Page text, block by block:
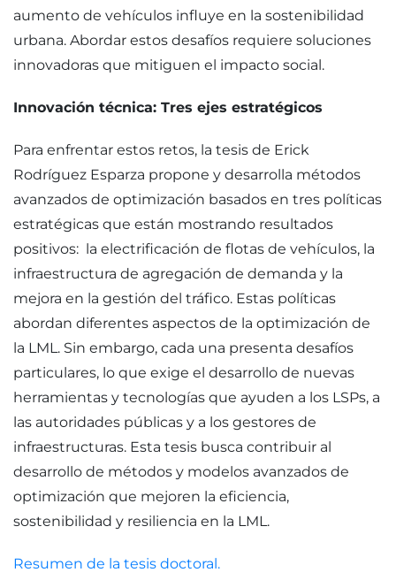
aumento de vehículos influye en la sostenibilidad
urbana. Abordar estos desafíos requiere soluciones
innovadoras que mitiguen el impacto social.
Innovación técnica: Tres ejes estratégicos
Para enfrentar estos retos, la tesis de Erick
Rodríguez Esparza propone y desarrolla métodos
avanzados de optimización basados en tres políticas
estratégicas que están mostrando resultados
positivos: la electrificación de flotas de vehículos, la
infraestructura de agregación de demanda y la
mejora en la gestión del tráfico. Estas políticas
abordan diferentes aspectos de la optimización de
la LML. Sin embargo, cada una presenta desafíos
particulares, lo que exige el desarrollo de nuevas
herramientas y tecnologías que ayuden a los LSPs, a
las autoridades públicas y a los gestores de
infraestructuras. Esta tesis busca contribuir al
desarrollo de métodos y modelos avanzados de
optimización que mejoren la eficiencia,
sostenibilidad y resiliencia en la LML.
Resumen de la tesis doctoral.